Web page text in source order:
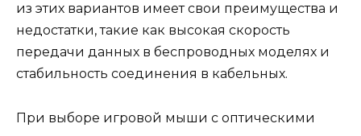
из этих вариантов имеет свои преимущества и
недостатки, такие как высокая скорость
передачи данных в беспроводных моделях и
стабильность соединения в кабельных.
При выборе игровой мыши с оптическими